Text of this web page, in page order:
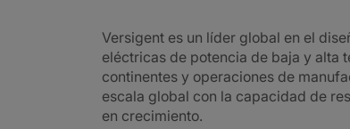
Versigent es un líder global en el
eléctricas de potencia de baja y alta
continentes y operaciones de
escala global con la capacidad de
en crecimiento.